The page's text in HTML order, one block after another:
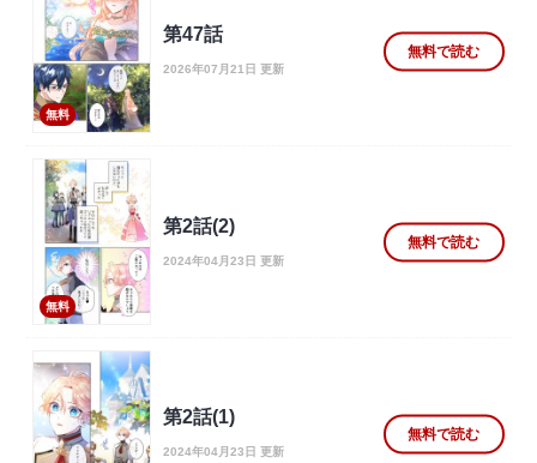
無料
第47話
2026年07月21日 更新
無料で読む
無料
第2話(2)
2024年04月23日 更新
無料で読む
第2話(1)
2024年04月23日 更新
無料で読む